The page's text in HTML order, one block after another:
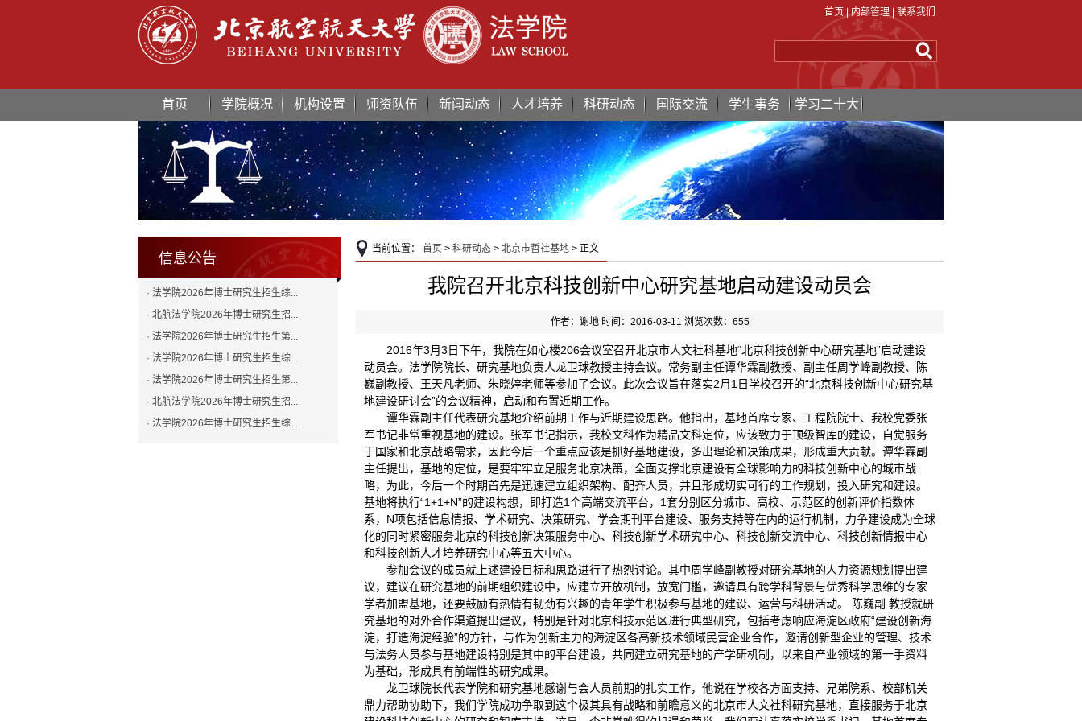
首页 |内部管理 联系我们
首页 学院概况 机构设置 师资队伍 新闻动态 人才培养 科研动态 国际交流 学生事务 学习二十大
信息公告
· 法学院2026年博士研究生招生综...
· 北航法学院2026年博士研究生招...
· 法学院2026年博士研究生招生第...
· 法学院2026年博士研究生招生综...
· 法学院2026年博士研究生招生第...
· 北航法学院2026年博士研究生招...
· 法学院2026年博士研究生招生综...
当前位置： 首页 > 科研动态 > 北京市哲社基地 > 正文
我院召开北京科技创新中心研究基地启动建设动员会
作者：谢地 时间：2016-03-11 浏览次数： 655
2016年3月3日下午，我院在如心楼206会议室召开北京市人文社科基地“北京科技创新中心研究基地”启动建设
动员会。法学院院长、研究基地负责人龙卫球教授主持会议。常务副主任谭华霖副教授、副主任周学峰副教授、陈
巍副教授、王天凡老师、朱晓婷老师等参加了会议。此次会议旨在落实2月1日学校召开的“北京科技创新中心研究基
地建设研讨会”的会议精神，启动和布置近期工作。
谭华霖副主任代表研究基地介绍前期工作与近期建设思路。他指出，基地首席专家、工程院院士、我校党委张
军书记非常重视基地的建设。张军书记指示，我校文科作为精品文科定位，应该致力于顶级智库的建设，自觉服务
于国家和北京战略需求，因此今后一个重点应该是抓好基地建设，多出理论和决策成果，形成重大贡献。谭华霖副
主任提出，基地的定位，是要牢牢立足服务北京决策，全面支撑北京建设有全球影响力的科技创新中心的城市战
略，为此，今后一个时期首先是迅速建立组织架构、配齐人员，并且形成切实可行的工作规划，投入研究和建设。
基地将执行“1+1+N”的建设构想，即打造1个高端交流平台，1套分别区分城市、高校、示范区的创新评价指数体
系，N项包括信息情报、学术研究、决策研究、学会期刊平台建设、服务支持等在内的运行机制，力争建设成为全球
化的同时紧密服务北京的科技创新决策服务中心、科技创新学术研究中心、科技创新交流中心、科技创新情报中心
和科技创新人才培养研究中心等五大中心。
参加会议的成员就上述建设目标和思路进行了热烈讨论。其中周学峰副教授对研究基地的人力资源规划提出建
议，建议在研究基地的前期组织建设中，应建立开放机制，放宽门槛，邀请具有跨学科背景与优秀科学思维的专家
学者加盟基地，还要鼓励有热情有韧劲有兴趣的青年学生积极参与基地的建设、运营与科研活动。 陈巍副 教授就研
究基地的对外合作渠道提出建议，特别是针对北京科技示范区进行典型研究，包括考虑响应海淀区政府“建设创新海
淀，打造海淀经验”的方针，与作为创新主力的海淀区各高新技术领域民营企业合作，邀请创新型企业的管理、技术
与法务人员参与基地建设特别是其中的平台建设，共同建立研究基地的产学研机制，以来自产业领域的第一手资料
为基础，形成具有前端性的研究成果。
龙卫球院长代表学院和研究基地感谢与会人员前期的扎实工作，他说在学校各方面支持、兄弟院系、校部机关
鼎力帮助协助下，我们学院成功争取到这个极其具有战略和前瞻意义的北京市人文社科研究基地，直接服务于北京